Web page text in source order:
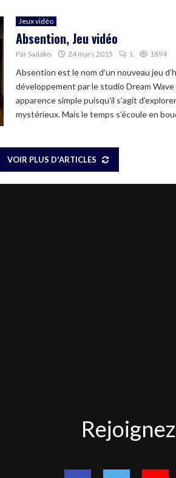
Jeux vidéo
Absention, Jeu vidéo
Par Sadako 24 mars 2015 1 1894
Absention est le nom d’un nouveau jeu
développement par le studio Dream Wave
apparence simple puisqu’il s’agit
mystérieux. Mais le temps s’écoule en
VOIR PLUS D'ARTICLES
nous